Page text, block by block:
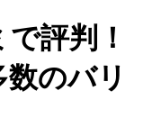
評判！
のバリ